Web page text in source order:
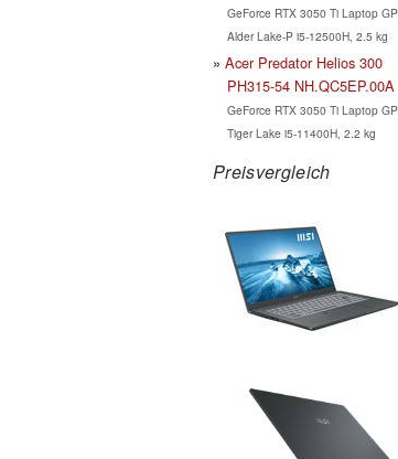
GeForce RTX 3050 Ti Laptop
Alder Lake-P i5-12500H, 2.5 kg
Acer Predator Helios 300
PH315-54 NH.QC5EP.00A
GeForce RTX 3050 Ti Laptop
Tiger Lake i5-11400H, 2.2 kg
Preisvergleich